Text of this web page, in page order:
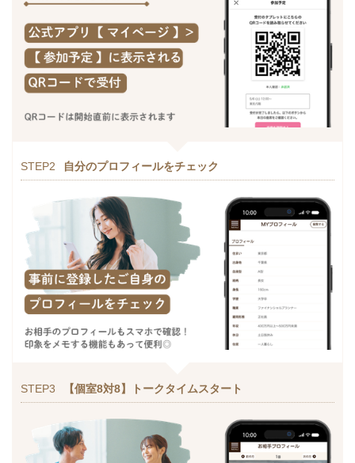
STEP2 自分のプロフィールをチェック
STEP3 【個室8対8】トークタイムスタート